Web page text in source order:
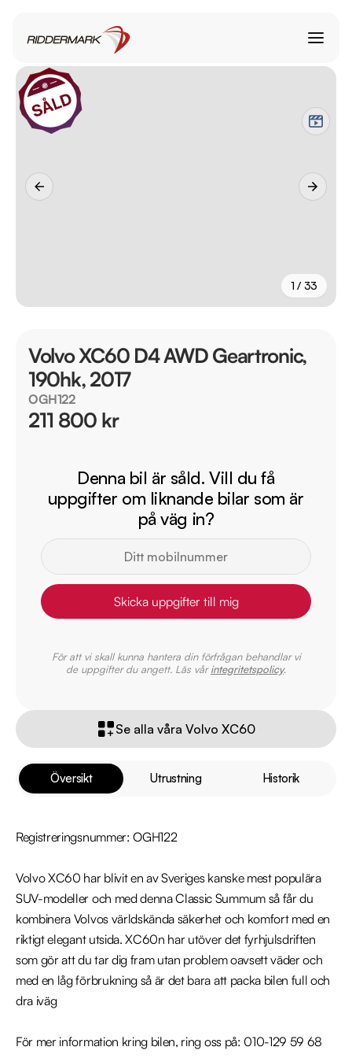
1 / 33
Översikt Utrustning Historik
Registreringsnummer: OGH122
Volvo XC60 har blivit en av Sveriges kanske mest populära
SUV-modeller och med denna Classic Summum så får du
kombinera Volvos världskända säkerhet och komfort med en
riktigt elegant utsida. XC60n har utöver det fyrhjulsdriften
som gör att du tar dig fram utan problem oavsett väder och
med en låg förbrukning så är det bara att packa bilen full och
dra iväg
För mer information kring bilen, ring oss på: 010-129 59 68
Volvo XC60 D4 AWD Geartronic,
190hk, 2017
OGH122
211 800 kr
Denna bil är såld. Vill du få
uppgifter om liknande bilar som är
på väg in?
Skicka uppgifter till mig
För att vi skall kunna hantera din förfrågan behandlar vi
de uppgifter du angett. Läs vårintegritetspolicy.
Se alla våra Volvo XC60